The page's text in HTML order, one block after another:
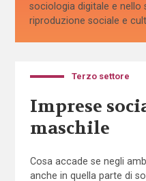
sociologia digitale e nello
riproduzione sociale e
Terzo settore
Imprese
maschile
Cosa accade se negli
anche in quella parte di